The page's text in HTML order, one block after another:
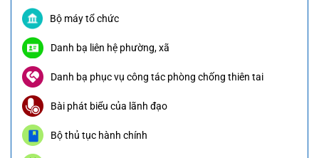
Bộ máy tổ chức
Danh bạ liên hệ phường, xã
Danh bạ phục vụ công tác phòng chống thiên tai
Bài phát biểu của lãnh đạo
Bộ thủ tục hành chính